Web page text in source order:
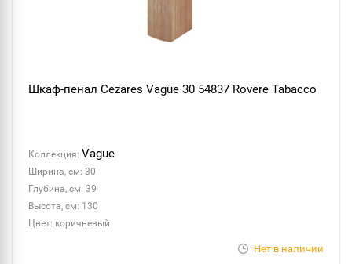
Шкаф-пенал Cezares Vague 30 54837 Rovere Tabacco
Коллекция: Vague
Ширина, см: 30
Глубина, см: 39
Высота, см: 130
Цвет: коричневый
Нет в наличии